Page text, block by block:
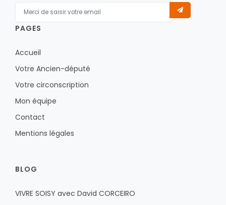
PAGES
Accueil
Votre Ancien-député
Votre circonscription
Mon équipe
Contact
Mentions légales
BLOG
VIVRE SOISY avec David CORCEIRO